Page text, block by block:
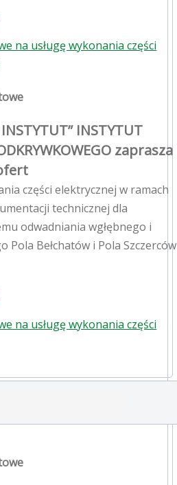
na usługę wykonania części
INSTYTUT
zaprasza
części elektrycznej w ramach
technicznej dla
odwadniania wgłębnego i
Pola Bełchatów i Pola Szczerców
na usługę wykonania części